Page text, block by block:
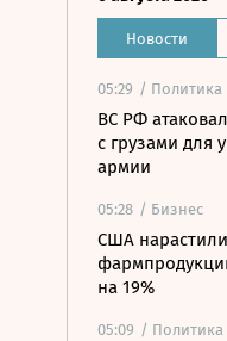
Новости
05:29 / Политика
ВС РФ
с грузами для
армии
05:28 / Бизнес
США
на 19%
05:09 / Политика